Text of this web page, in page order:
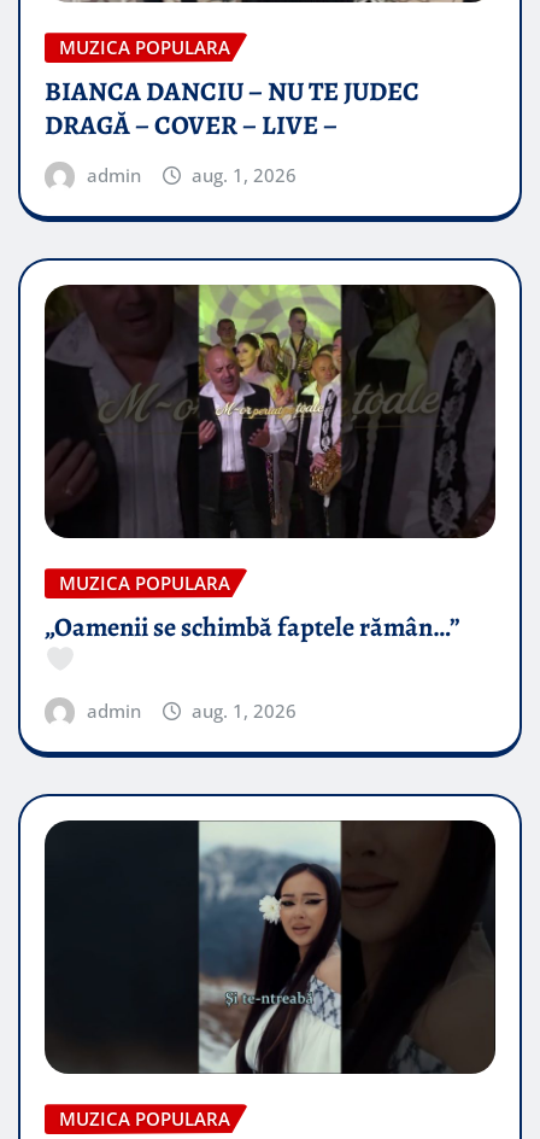
MUZICA POPULARA
BIANCA DANCIU – NU TE JUDEC
DRAGĂ – COVER – LIVE –
admin aug. 1, 2026
MUZICA POPULARA
„Oamenii se schimbă faptele rămân…”
admin aug. 1, 2026
MUZICA POPULARA